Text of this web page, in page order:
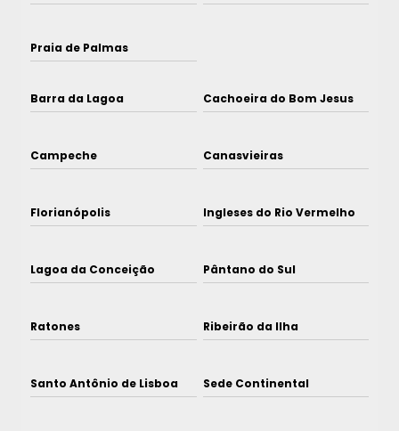
Praia de Palmas
Barra da Lagoa Cachoeira do Bom Jesus
Campeche Canasvieiras
Florianópolis Ingleses do Rio Vermelho
Lagoa da Conceição Pântano do Sul
Ratones Ribeirão da Ilha
Santo Antônio de Lisboa Sede Continental